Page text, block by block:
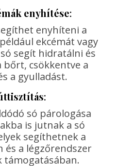
enyhítése:
enyhíteni a
ekcémát vagy
segít hidratálni és
csökkentve a
a gyulladást.
:
só párologása
is jutnak a só
segíthetnek a
a légzőrendszer
támogatásában.